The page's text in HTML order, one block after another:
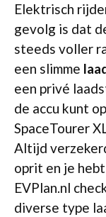
Elektrisch
gevolg is dat
steeds voller
een slimme
een privé
de accu kunt
SpaceTourer
Altijd
oprit en je
EVPlan.nl
diverse type